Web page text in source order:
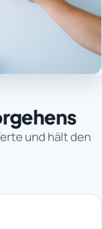
und hält den